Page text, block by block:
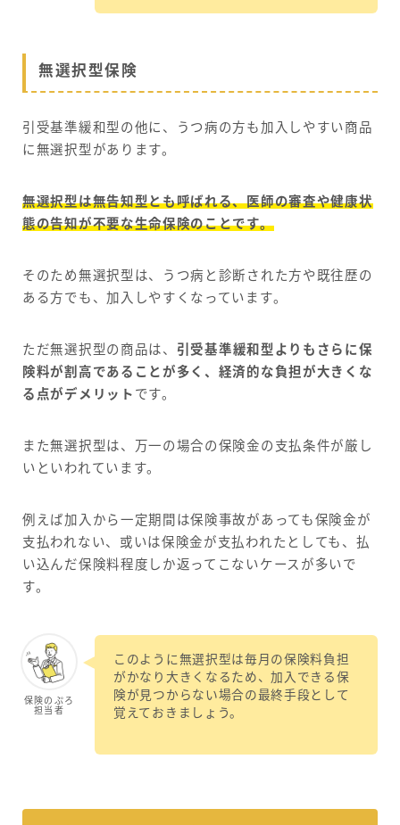
無選択型保険
引受基準緩和型の他に、うつ病の方も加入しやすい商品
に無選択型があります。
無選択型は無告知型とも呼ばれる、医師の審査や健康状
態の告知が不要な生命保険のことです。
そのため無選択型は、うつ病と診断された方や既往歴の
ある方でも、加入しやすくなっています。
ただ無選択型の商品は、 引受基準緩和型よりもさらに保
険料が割高であることが多く、経済的な負担が大きくな
る点がデメリット です。
また無選択型は、万一の場合の保険金の支払条件が厳し
いといわれています。
例えば加入から一定期間は保険事故があっても保険金が
支払われない、或いは保険金が支払われたとしても、払
い込んだ保険料程度しか返ってこないケースが多いで
す。
保険のぷろ
担当者
このように無選択型は毎月の保険料負担
がかなり大きくなるため、加入できる保
険が見つからない場合の最終手段として
覚えておきましょう。